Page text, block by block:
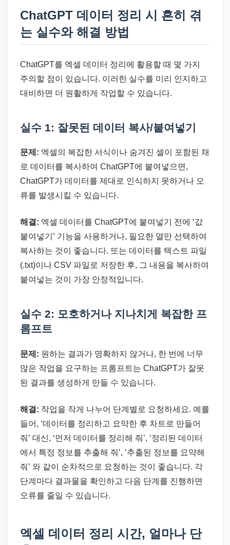
ChatGPT 데이터 정리 시 흔히 겪
는 실수와 해결 방법
ChatGPT를 엑셀 데이터 정리에 활용할 때 몇 가지
주의할 점이 있습니다. 이러한 실수를 미리 인지하고
대비하면 더 원활하게 작업할 수 있습니다.
실수 1: 잘못된 데이터 복사/붙여넣기
문제: 엑셀의 복잡한 서식이나 숨겨진 셀이 포함된 채
로 데이터를 복사하여 ChatGPT에 붙여넣으면,
ChatGPT가 데이터를 제대로 인식하지 못하거나 오
류를 발생시킬 수 있습니다.
해결: 엑셀 데이터를 ChatGPT에 붙여넣기 전에 ‘값
붙여넣기’ 기능을 사용하거나, 필요한 열만 선택하여
복사하는 것이 좋습니다. 또는 데이터를 텍스트 파일
(.txt)이나 CSV 파일로 저장한 후, 그 내용을 복사하여
붙여넣는 것이 가장 안정적입니다.
실수 2: 모호하거나 지나치게 복잡한 프
롬프트
문제: 원하는 결과가 명확하지 않거나, 한 번에 너무
많은 작업을 요구하는 프롬프트는 ChatGPT가 잘못
된 결과를 생성하게 만들 수 있습니다.
해결: 작업을 작게 나누어 단계별로 요청하세요. 예를
들어, ‘데이터를 정리하고 요약한 후 차트로 만들어
줘’ 대신, ‘먼저 데이터를 정리해 줘’, ‘정리된 데이터
에서 특정 정보를 추출해 줘’, ‘추출된 정보를 요약해
줘’ 와 같이 순차적으로 요청하는 것이 좋습니다. 각
단계마다 결과물을 확인하고 다음 단계를 진행하면
오류를 줄일 수 있습니다.
엑셀 데이터 정리 시간, 얼마나 단